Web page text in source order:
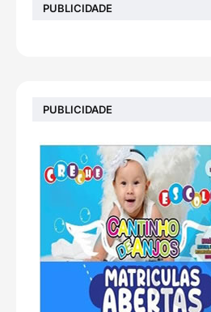
PUBLICIDADE
PUBLICIDADE